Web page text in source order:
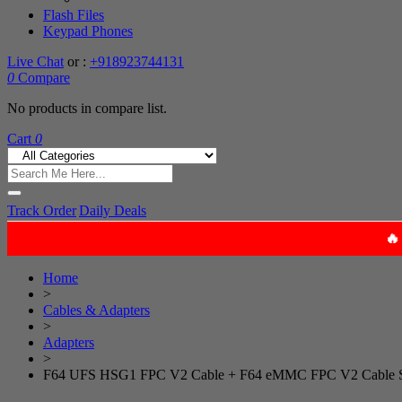
Flash Files
Keypad Phones
Live Chat or : +918923744131
0 Compare
No products in compare list.
Cart 0
Track OrderDaily Deals
Home
>
Cables & Adapters
>
Adapters
>
F64 UFS HSG1 FPC V2 Cable + F64 eMMC FPC V2 Cable